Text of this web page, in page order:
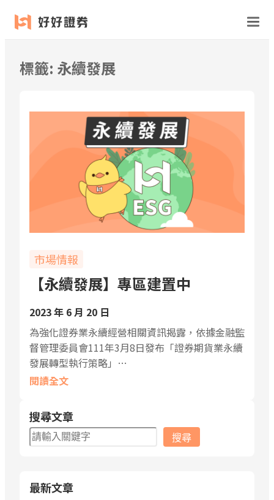
跳
至
標籤: 永續發展
市場情報
【永續發展】專區建置中
2023 年 6 月 20 日
為強化證券業永續經營相關資訊揭露，依據金融監
督管理委員會111年3月8日發布「證券期貨業永續
發展轉型執行策略」…
閱讀全文
搜尋文章
搜
尋
搜尋
最新文章